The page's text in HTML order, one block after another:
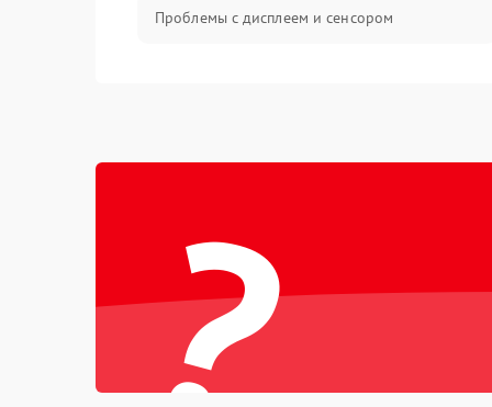
Проблемы с дисплеем и сенсором
аккумулятором
?